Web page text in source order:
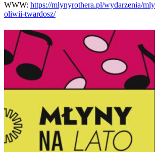
WWW: https://mlynyrothera.pl/wydarzenia/
oliwii-twardosz/